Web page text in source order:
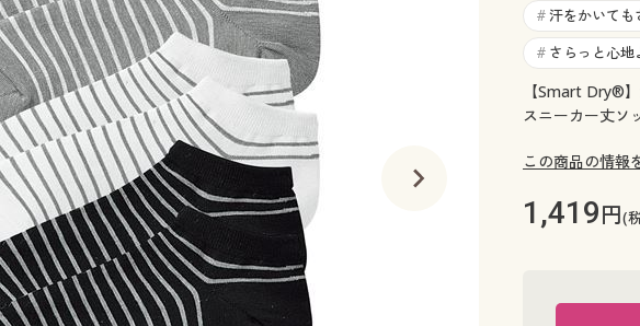
# 汗をかいても
# さらっと心地
【Smart Dry®
スニーカー丈ソ
この商品の情報
1,419円(